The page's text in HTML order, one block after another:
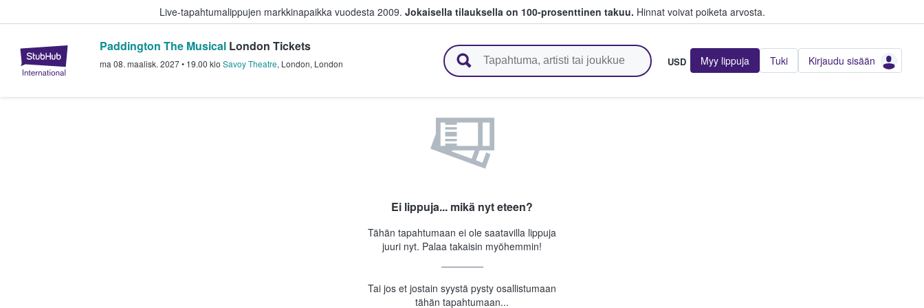
Live-tapahtumalippujen markkinapaikka vuodesta 2009. Jokaisella tilauksella on 100-prosenttinen takuu. Hinnat voivat poiketa arvosta.
StubHub - missä fanit ostavat ja myyvät lippuja
Paddington The Musical London Tickets
ma 08. maalisk. 2027• 19.00 klo Savoy Theatre, London, London USD Myy lippuja Tuki Kirjaudu sisään
Ei lippuja... mikä nyt eteen?
Tähän tapahtumaan ei ole saatavilla lippuja
juuri nyt. Palaa takaisin myöhemmin!
Tai jos et jostain syystä pysty osallistumaan
tähän tapahtumaan...